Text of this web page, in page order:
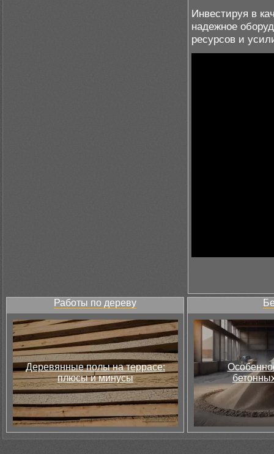
Инвестируя в
надежное
ресурсов и
Работы по дереву
Деревянные полы на террасе:
плюсы и минусы